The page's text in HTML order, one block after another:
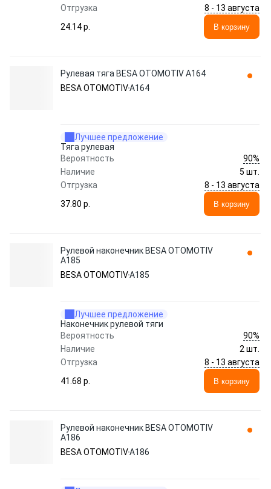
Отгрузка
8 - 13 августа
24.14 p.
В корзину
Рулевая тяга BESA OTOMOTIV A164
BESA OTOMOTIVA164
Лучшее предложение
Тяга рулевая
Вероятность
90%
Наличие
5 шт.
Отгрузка
8 - 13 августа
37.80 p.
В корзину
Рулевой наконечник BESA OTOMOTIV
A185
BESA OTOMOTIVA185
Лучшее предложение
Наконечник рулевой тяги
Вероятность
90%
Наличие
2 шт.
Отгрузка
8 - 13 августа
41.68 p.
В корзину
Рулевой наконечник BESA OTOMOTIV
A186
BESA OTOMOTIVA186